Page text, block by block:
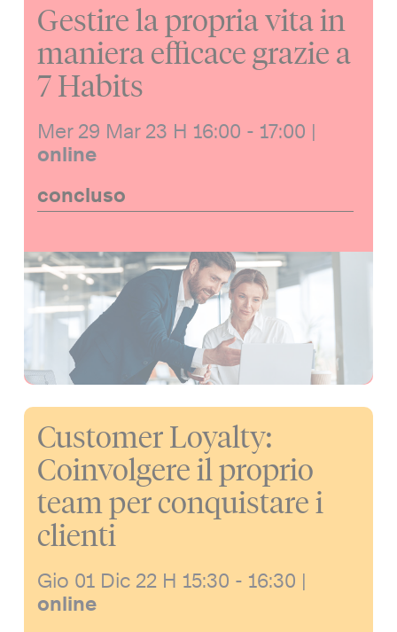
Gestire la propria vita in
maniera efficace grazie a
7 Habits
Mer 29 Mar 23 H 16:00 - 17:00 |
online
concluso
Customer Loyalty:
Coinvolgere il proprio
team per conquistare i
clienti
Gio 01 Dic 22 H 15:30 - 16:30 |
online